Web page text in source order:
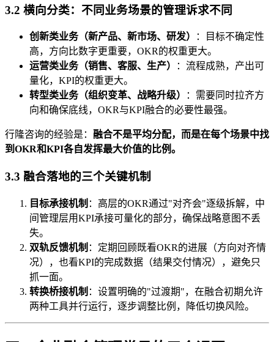
3.2 横向分类：不同业务场景的管理诉求不同
创新类业务（新产品、新市场、研发）
：目标不确定性
高，方向比数字更重要，OKR的权重更大。
运营类业务（销售、客服、生产）
：流程成熟，产出可
量化，KPI的权重更大。
转型类业务（组织变革、战略升级）
：需要同时拉齐方
向和确保底线，OKR与KPI融合的必要性最强。
行隆咨询的经验是： 融合不是平均分配，而是在每个场景中找
到OKR和KPI各自发挥最大价值的比例。
3.3 融合落地的三个关键机制
目标承接机制 ：高层的OKR通过"对齐会"逐级拆解，中
间管理层用KPI承接可量化的部分，确保战略意图不丢
失。
双轨反馈机制 ：定期回顾既看OKR的进展（方向对齐情
况），也看KPI的完成数据（结果交付情况），避免只
抓一面。
转换桥接机制 ：设置明确的"过渡期"，在融合初期允许
两种工具并行运行，逐步调整比例，降低切换风险。